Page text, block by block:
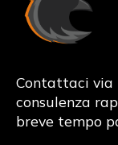
Contattaci via
consulenza
breve tempo